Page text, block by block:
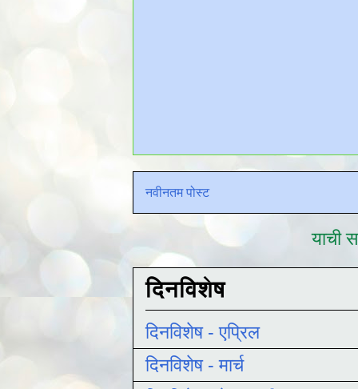
नवीनतम पोस्ट
याची
दिनविशेष
दिनविशेष - एप्रिल
दिनविशेष - मार्च